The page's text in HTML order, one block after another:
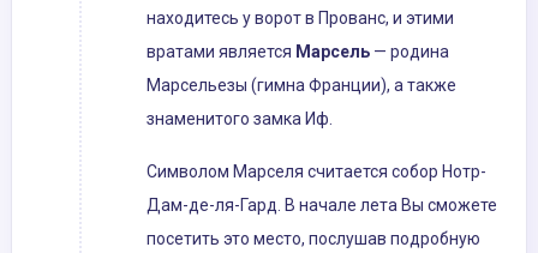
находитесь у ворот в Прованс, и этими
вратами является Марсель — родина
Марсельезы (гимна Франции), а также
знаменитого замка Иф.
Символом Марселя считается собор Нотр-
Дам-де-ля-Гард. В начале лета Вы сможете
посетить это место, послушав подробную